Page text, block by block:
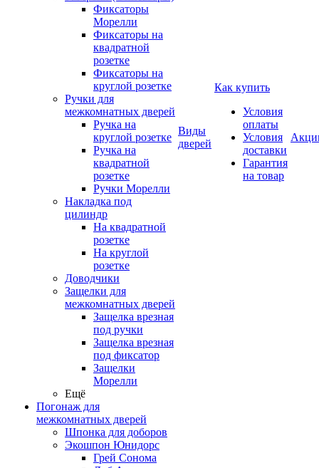
Фиксаторы
Морелли
Фиксаторы на
квадратной
розетке
Фиксаторы на
круглой розетке
Ручки для
межкомнатных дверей
Ручка на
круглой розетке
Ручка на
квадратной
розетке
Ручки Морелли
Накладка под
цилиндр
На квадратной
розетке
На круглой
розетке
Доводчики
Защелки для
межкомнатных дверей
Защелка врезная
под ручки
Защелка врезная
под фиксатор
Защелки
Морелли
Ещё
Погонаж для
межкомнатных дверей
Шпонка для доборов
Экошпон Юнидорс
Грей Сонома
Виды
дверей
Как купить
Условия
оплаты
Условия
доставки
Гарантия
на товар